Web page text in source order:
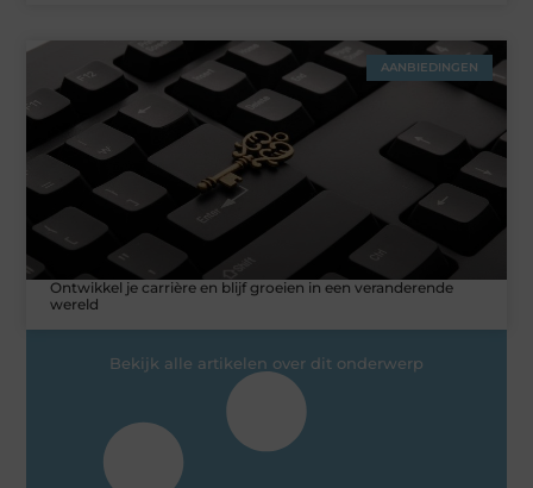
AANBIEDINGEN
Ontwikkel je carrière en blijf groeien in een veranderende
wereld
Bekijk alle artikelen over dit onderwerp